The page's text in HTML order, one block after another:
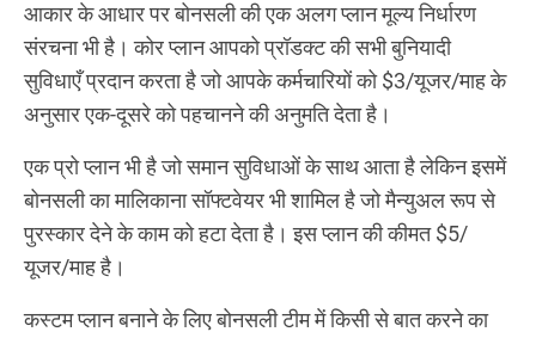
आकार के आधार पर बोनसली की एक अलग प्लान मूल्य निर्धारण
संरचना भी है। कोर प्लान आपको प्रॉडक्ट की सभी बुनियादी
सुविधाएँ प्रदान करता है जो आपके कर्मचारियों को $3/यूजर/माह के
अनुसार एक-दूसरे को पहचानने की अनुमति देता है।
एक प्रो प्लान भी है जो समान सुविधाओं के साथ आता है लेकिन इसमें
बोनसली का मालिकाना सॉफ्टवेयर भी शामिल है जो मैन्युअल रूप से
पुरस्कार देने के काम को हटा देता है। इस प्लान की कीमत $5/
यूजर/माह है।
कस्टम प्लान बनाने के लिए बोनसली टीम में किसी से बात करने का